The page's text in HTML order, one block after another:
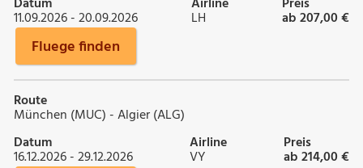
11.09.2026 - 20.09.2026 LH ab 207,00 €
Fluege finden
Route
München (MUC) - Algier (ALG)
Datum
16.12.2026 - 29.12.2026
Airline
VY
Preis
ab 214,00 €